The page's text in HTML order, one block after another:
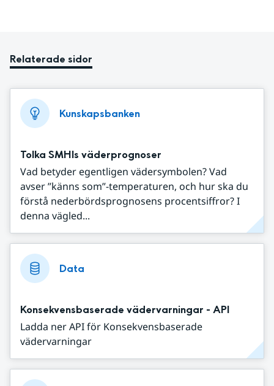
Relaterade sidor
Kunskapsbanken
Tolka SMHIs väderprognoser
Vad betyder egentligen vädersymbolen? Vad
avser ”känns som”-temperaturen, och hur ska du
förstå nederbördsprognosens procentsiffror? I
denna vägled...
Data
Konsekvensbaserade vädervarningar - API
Ladda ner API för Konsekvensbaserade
vädervarningar